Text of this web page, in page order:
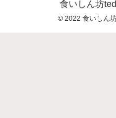
食いしん坊
© 2022 食いしん